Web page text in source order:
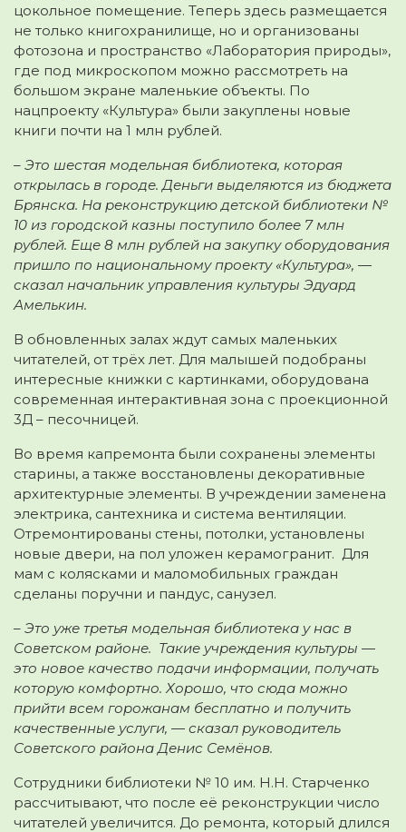
цокольное помещение. Теперь здесь размещается
не только книгохранилище, но и организованы
фотозона и пространство «Лаборатория природы»,
где под микроскопом можно рассмотреть на
большом экране маленькие объекты. По
нацпроекту «Культура» были закуплены новые
книги почти на 1 млн рублей.
– Это шестая модельная библиотека, которая
открылась в городе. Деньги выделяются из бюджета
Брянска. На реконструкцию детской библиотеки №
10 из городской казны поступило более 7 млн
рублей. Еще 8 млн рублей на закупку оборудования
пришло по национальному проекту «Культура», —
сказал начальник управления культуры Эдуард
Амелькин.
В обновленных залах ждут самых маленьких
читателей, от трёх лет. Для малышей подобраны
интересные книжки с картинками, оборудована
современная интерактивная зона с проекционной
3Д – песочницей.
Во время капремонта были сохранены элементы
старины, а также восстановлены декоративные
архитектурные элементы. В учреждении заменена
электрика, сантехника и система вентиляции.
Отремонтированы стены, потолки, установлены
новые двери, на пол уложен керамогранит. Для
мам с колясками и маломобильных граждан
сделаны поручни и пандус, санузел.
– Это уже третья модельная библиотека у нас в
Советском районе. Такие учреждения культуры —
это новое качество подачи информации, получать
которую комфортно. Хорошо, что сюда можно
прийти всем горожанам бесплатно и получить
качественные услуги, — сказал руководитель
Советского района Денис Семёнов.
Сотрудники библиотеки № 10 им. Н.Н. Старченко
рассчитывают, что после её реконструкции число
читателей увеличится. До ремонта, который длился